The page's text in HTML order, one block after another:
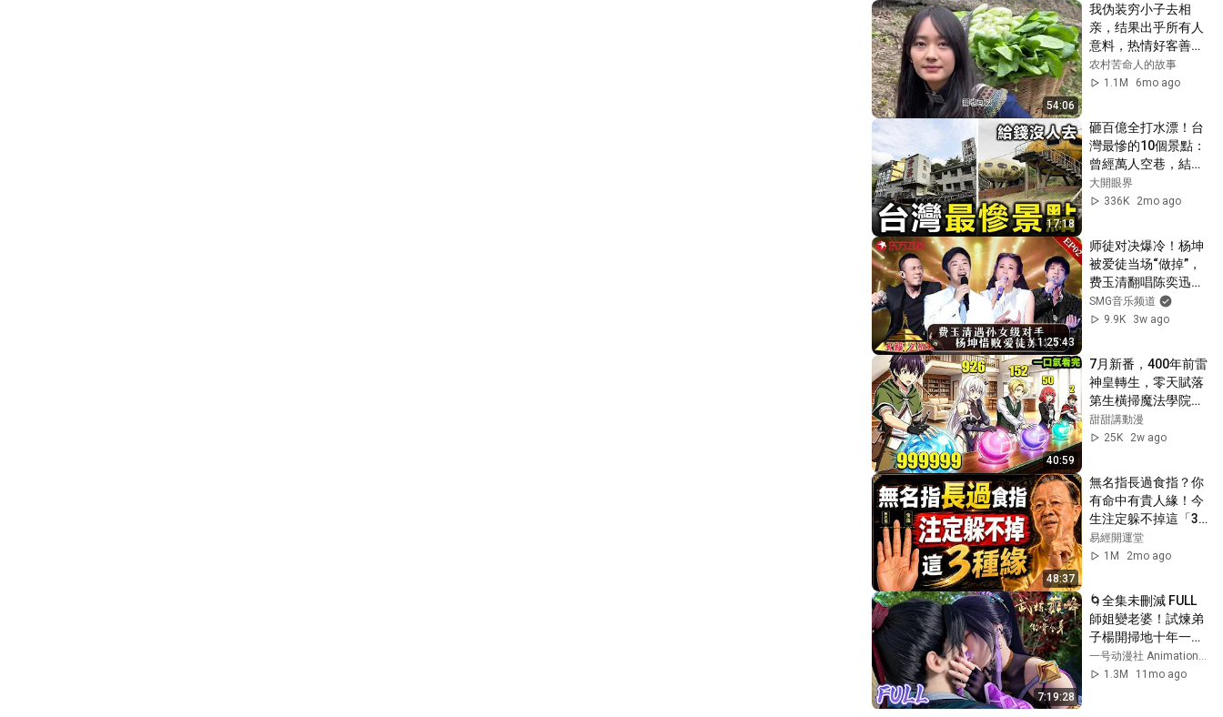
54:06
我伪装穷小子去相
亲，结果出乎所有人
意料，热情好客善良
淳朴的女孩！ 农村相
亲对象她居然提这样
农村苦命人的故事
1.1M
6mo ago
17:18
砸百億全打水漂！台
灣最慘的10個景點：
曾經萬人空巷，結局
實在太慘【大開眼
界】
大開眼界
336K
2mo ago
1:25:43
师徒对决爆冷！杨坤
被爱徒当场“做掉”，
费玉清翻唱陈奕迅
《十年》高难度唱法
惊呆莫文蔚！#天籁
FULL
SMG音乐频道
9.9K
3w ago
40:59
7月新番，400年前雷
神皇轉生，零天賦落
第生橫掃魔法學院，
一口氣看完【落第賢
者學院無雙】1~5
新番
甜甜講動漫
25K
2w ago
48:37
無名指長過食指？你
有命中有貴人緣！今
生注定躲不掉這「3
段緣」#人生智慧 #
命理 #哲學 #曾仕強
生智慧 #命理 #哲學
#曾仕強 #易經 #正
能量
易經開運堂
1M
2mo ago
7:19:28
🌀全集未刪減 FULL
師姐變老婆！試煉弟
子楊開掃地十年一朝
覺醒武煉巔峰！| 武
炼巅峰 Martial Peak
1.3M
11mo ago